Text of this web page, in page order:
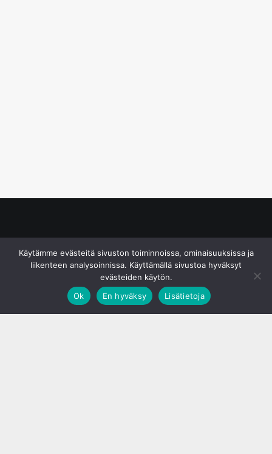
Käytämme evästeitä sivuston toiminnoissa, ominaisuuksissa ja
liikenteen analysoinnissa. Käyttämällä sivustoa hyväksyt
evästeiden käytön.
Ok
En hyväksy Lisätietoja